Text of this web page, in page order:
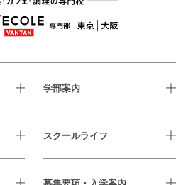
学部案内
スクールライフ